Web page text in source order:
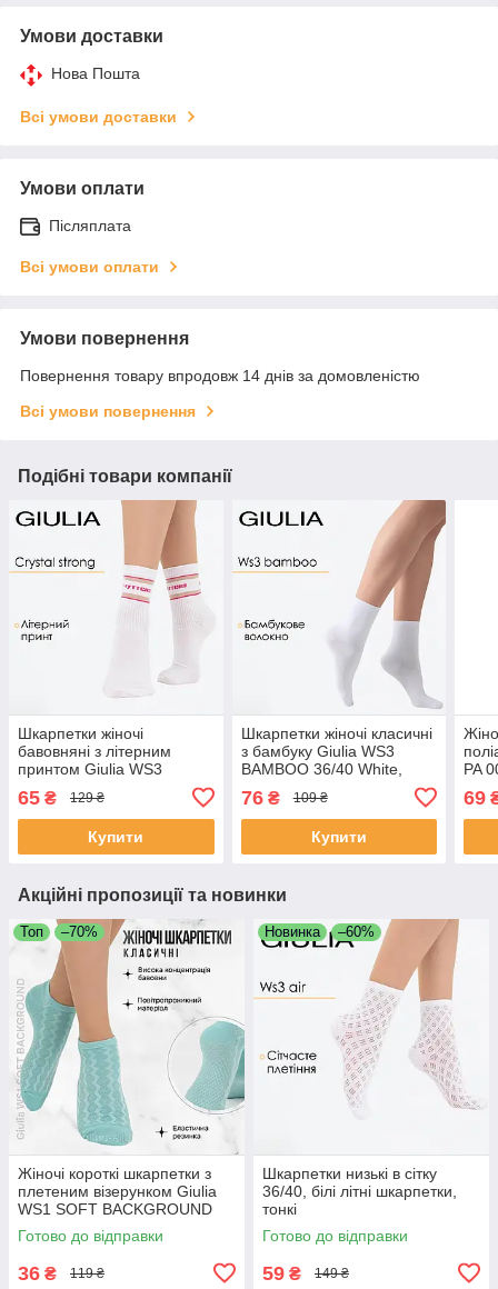
Умови доставки
Нова Пошта
Всі умови доставки
Умови оплати
Післяплата
Всі умови оплати
Умови повернення
Повернення товару впродовж 14 днів за домовленістю
Всі умови повернення
Подібні товари компанії
Шкарпетки жіночі
бавовняні з літерним
принтом Giulia WS3
36/40 White-white/fuchia
65 ₴ 129 ₴
Купити
Шкарпетки жіночі класичні
з бамбуку Giulia WS3
BAMBOO 36/40 White,
повсякденні
76₴ 109 ₴
Купити
PA
69
Акційні пропозиції та новинки
Топ –70%
Жіночі короткі шкарпетки з
плетеним візерунком Giulia
WS1 SOFT BACKGROUND
003 36/40 сині Blue pastel
turquoise
Готово до відправки
36 ₴ 119 ₴
Новинка –60%
Шкарпетки низькі в сітку
36/40, білі літні шкарпетки,
тонкі
Готово до відправки
59 ₴ 149 ₴